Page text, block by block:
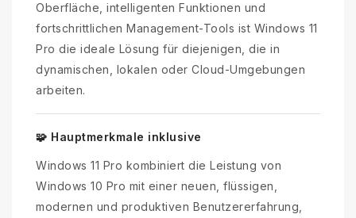
Oberfläche, intelligenten Funktionen und
fortschrittlichen Management-Tools ist Windows 11
Pro die ideale Lösung für diejenigen, die in
dynamischen, lokalen oder Cloud-Umgebungen
arbeiten.
🧩 Hauptmerkmale inklusive
Windows 11 Pro kombiniert die Leistung von
Windows 10 Pro mit einer neuen, flüssigen,
modernen und produktiven Benutzererfahrung,